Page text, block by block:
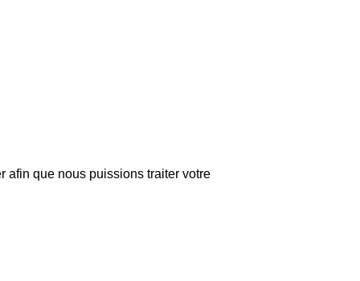
afin que nous puissions traiter votre